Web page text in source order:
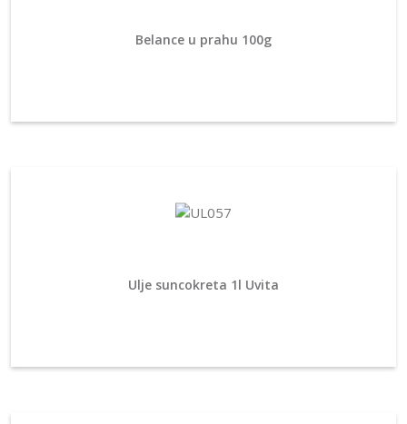
Belance u prahu 100g
Ulje suncokreta 1l Uvita